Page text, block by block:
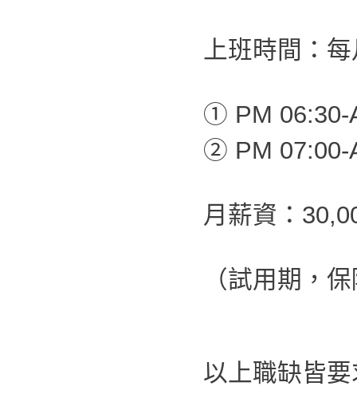
上班時間：
① PM 06:30-
② PM 07:00-
月薪資：
（試用期，
以上職缺皆